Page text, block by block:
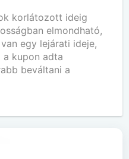
korlátozott ideig
elmondható,
egy lejárati ideje,
a kupon adta
beváltani a